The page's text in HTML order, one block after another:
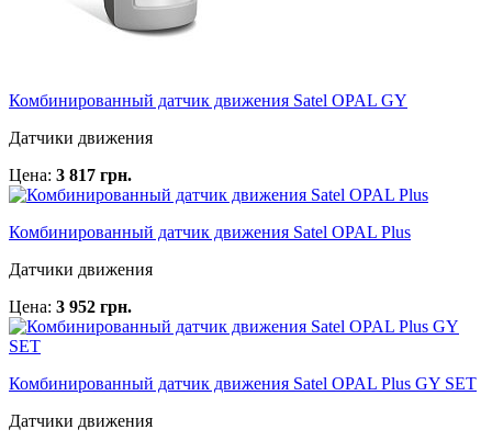
Комбинированный датчик движения Satel OPAL GY
Датчики движения
Цена: 3 817 грн.
Комбинированный датчик движения Satel OPAL Plus
Датчики движения
Цена: 3 952 грн.
Комбинированный датчик движения Satel OPAL Plus GY SET
Датчики движения